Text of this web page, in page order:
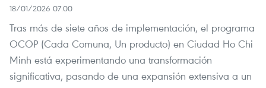
18/01/2026 07:00
Tras más de siete años de implementación, el programa
OCOP (Cada Comuna, Un producto) en Ciudad Ho Chi
Minh está experimentando una transformación
significativa, pasando de una expansión extensiva a un